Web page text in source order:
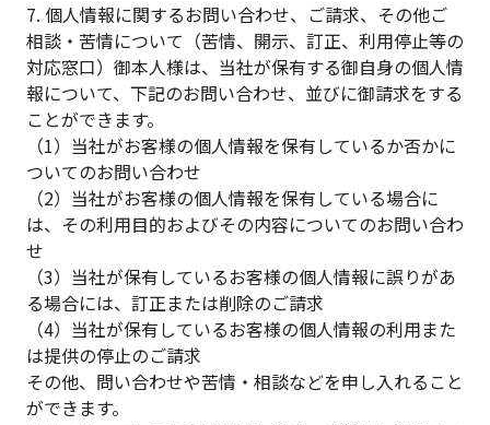
7. 個人情報に関するお問い合わせ、ご請求、その他ご
相談・苦情について（苦情、開示、訂正、利用停止等の
対応窓口）御本人様は、当社が保有する御自身の個人情
報について、下記のお問い合わせ、並びに御請求をする
ことができます。
（1）当社がお客様の個人情報を保有しているか否かに
ついてのお問い合わせ
（2）当社がお客様の個人情報を保有している場合に
は、その利用目的およびその内容についてのお問い合わ
せ
（3）当社が保有しているお客様の個人情報に誤りがあ
る場合には、訂正または削除のご請求
（4）当社が保有しているお客様の個人情報の利用また
は提供の停止のご請求
その他、問い合わせや苦情・相談などを申し入れること
ができます。